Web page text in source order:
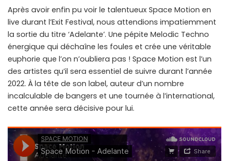
Après avoir enfin pu voir le talentueux Space Motion en
live durant l’Exit Festival, nous attendions impatiemment
la sortie du titre ‘Adelante’. Une pépite Melodic Techno
énergique qui déchaîne les foules et crée une véritable
euphorie que l’on n’oubliera pas ! Space Motion est l’un
des artistes qu’il sera essentiel de suivre durant l’année
2022. À la tête de son label, auteur d’un nombre
incalculable de bangers et une tournée à l’international,
cette année sera décisive pour lui.